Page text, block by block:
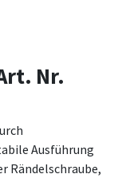
Nr.
Ausführung
Rändelschraube,